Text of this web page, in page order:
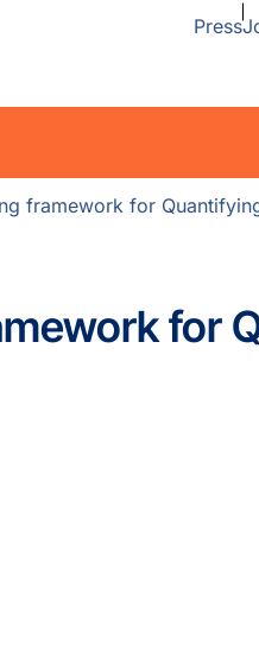
Press
framework for
for